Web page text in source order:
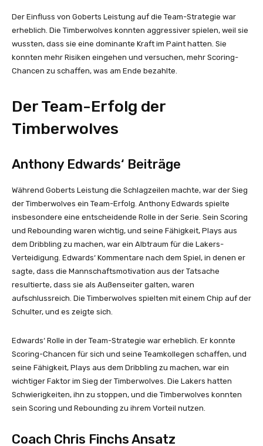
Der Einfluss von Goberts Leistung auf die Team-Strategie war
erheblich. Die Timberwolves konnten aggressiver spielen, weil sie
wussten, dass sie eine dominante Kraft im Paint hatten. Sie
konnten mehr Risiken eingehen und versuchen, mehr Scoring-
Chancen zu schaffen, was am Ende bezahlte.
Der Team-Erfolg der
Timberwolves
Anthony Edwards‘ Beiträge
Während Goberts Leistung die Schlagzeilen machte, war der Sieg
der Timberwolves ein Team-Erfolg. Anthony Edwards spielte
insbesondere eine entscheidende Rolle in der Serie. Sein Scoring
und Rebounding waren wichtig, und seine Fähigkeit, Plays aus
dem Dribbling zu machen, war ein Albtraum für die Lakers-
Verteidigung. Edwards‘ Kommentare nach dem Spiel, in denen er
sagte, dass die Mannschaftsmotivation aus der Tatsache
resultierte, dass sie als Außenseiter galten, waren
aufschlussreich. Die Timberwolves spielten mit einem Chip auf der
Schulter, und es zeigte sich.
Edwards‘ Rolle in der Team-Strategie war erheblich. Er konnte
Scoring-Chancen für sich und seine Teamkollegen schaffen, und
seine Fähigkeit, Plays aus dem Dribbling zu machen, war ein
wichtiger Faktor im Sieg der Timberwolves. Die Lakers hatten
Schwierigkeiten, ihn zu stoppen, und die Timberwolves konnten
sein Scoring und Rebounding zu ihrem Vorteil nutzen.
Coach Chris Finchs Ansatz